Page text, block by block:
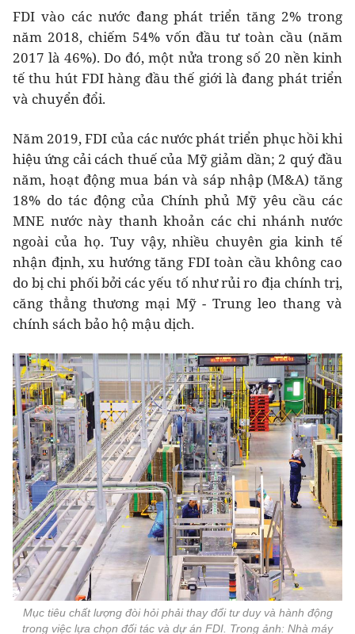
FDI vào các nước đang phát triển tăng 2% trong
năm 2018, chiếm 54% vốn đầu tư toàn cầu (năm
2017 là 46%). Do đó, một nửa trong số 20 nền kinh
tế thu hút FDI hàng đầu thế giới là đang phát triển
và chuyển đổi.
Năm 2019, FDI của các nước phát triển phục hồi khi
hiệu ứng cải cách thuế của Mỹ giảm dần; 2 quý đầu
năm, hoạt động mua bán và sáp nhập (M&A) tăng
18% do tác động của Chính phủ Mỹ yêu cầu các
MNE nước này thanh khoản các chi nhánh nước
ngoài của họ. Tuy vậy, nhiều chuyên gia kinh tế
nhận định, xu hướng tăng FDI toàn cầu không cao
do bị chi phối bởi các yếu tố như rủi ro địa chính trị,
căng thẳng thương mại Mỹ - Trung leo thang và
chính sách bảo hộ mậu dịch.
Mục tiêu chất lượng đòi hỏi phải thay đổi tư duy và hành động
trong việc lựa chọn đối tác và dự án FDI. Trong ảnh: Nhà máy